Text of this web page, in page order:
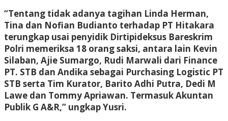
“Tentang tidak adanya tagihan Linda Herman,
Tina dan Nofian Budianto terhadap PT Hitakara
terungkap usai penyidik Dirtipideksus Bareskrim
Polri memeriksa 18 orang saksi, antara lain Kevin
Silaban, Ajie Sumargo, Rudi Marwali dari Finance
PT. STB dan Andika sebagai Purchasing Logistic PT
STB serta Tim Kurator, Barito Adhi Putra, Dedi M
Lawe dan Tommy Apriawan. Termasuk Akuntan
Publik G A&R,” ungkap Yusri.